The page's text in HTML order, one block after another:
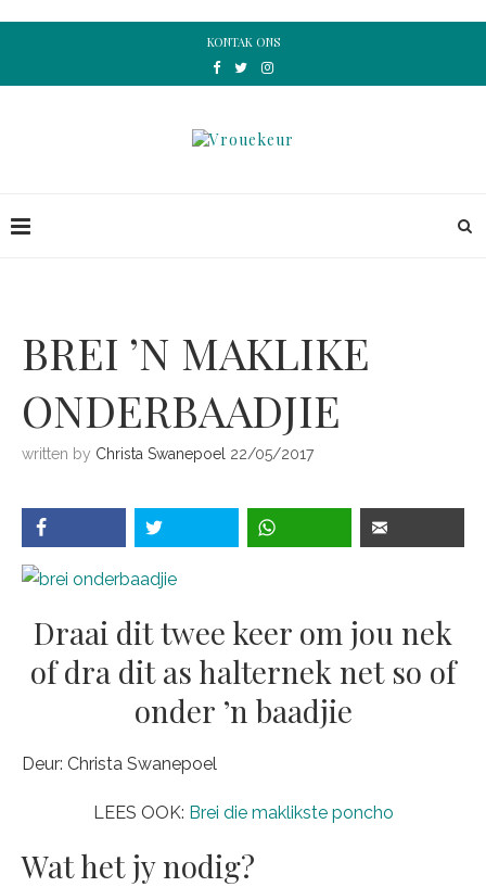
KONTAK ONS
BREI ’N MAKLIKE
ONDERBAADJIE
written by Christa Swanepoel 22/05/2017
Draai dit twee keer om jou nek
of dra dit as halternek net so of
onder ’n baadjie
Deur: Christa Swanepoel
LEES OOK: Brei die maklikste poncho
Wat het jy nodig?